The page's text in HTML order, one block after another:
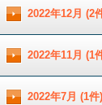
2022年12月 (2
2022年11月 (1
2022年7月 (1件)